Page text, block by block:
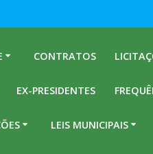
CONTRATOS
EX-PRESIDENTES
LEIS MUNICIPAIS